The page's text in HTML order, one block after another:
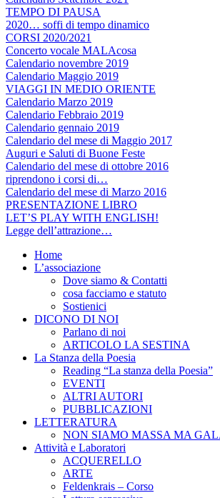
TEMPO DI PAUSA
2020… soffi di tempo dinamico
CORSI 2020/2021
Concerto vocale MALAcosa
Calendario novembre 2019
Calendario Maggio 2019
VIAGGI IN MEDIO ORIENTE
Calendario Marzo 2019
Calendario Febbraio 2019
Calendario gennaio 2019
Calendario del mese di Maggio 2017
Auguri e Saluti di Buone Feste
Calendario del mese di ottobre 2016
riprendono i corsi di…
Calendario del mese di Marzo 2016
PRESENTAZIONE LIBRO
LET’S PLAY WITH ENGLISH!
Legge dell’attrazione…
Home
L’associazione
Dove siamo & Contatti
cosa facciamo e statuto
Sostienici
DICONO DI NOI
Parlano di noi
ARTICOLO LA SESTINA
La Stanza della Poesia
Reading “La stanza della Poesia”
EVENTI
ALTRI AUTORI
PUBBLICAZIONI
LETTERATURA
NON SIAMO MASSA MA
Attività e Laboratori
ACQUERELLO
ARTE
Feldenkrais – Corso